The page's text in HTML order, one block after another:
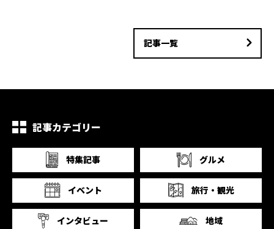
記事一覧
記事カテゴリー
特集記事 グルメ
イベント 旅行・観光
インタビュー 地域